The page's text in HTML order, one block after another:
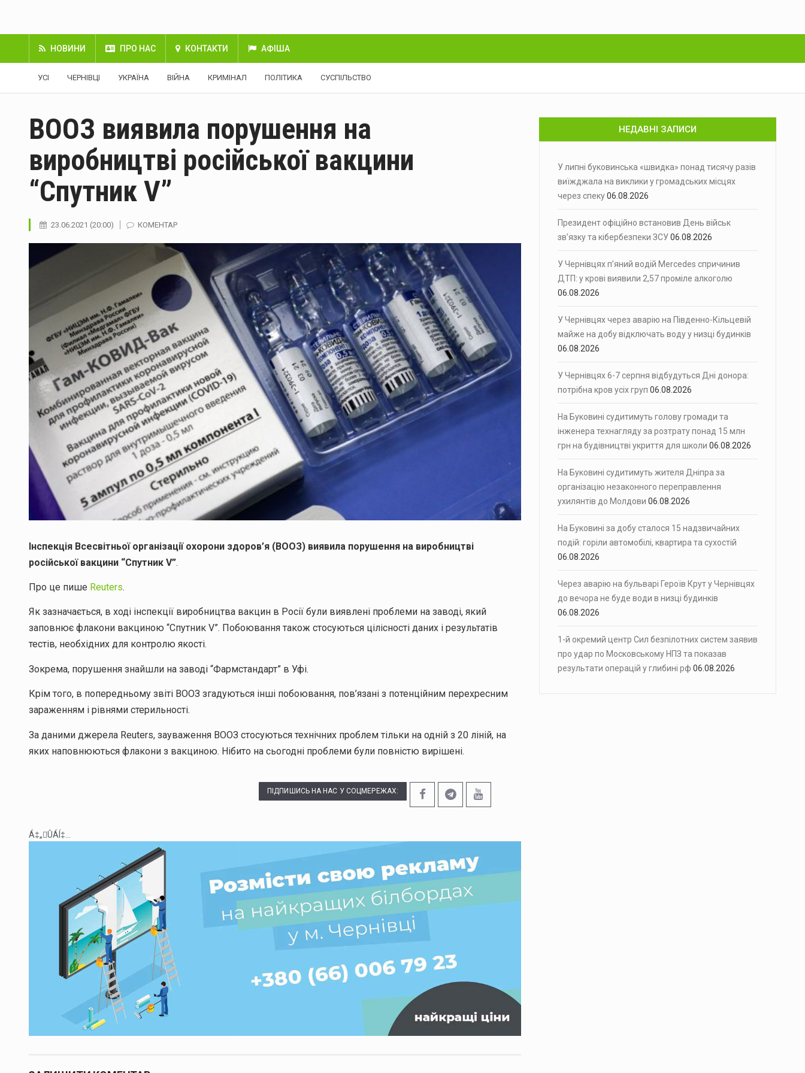
НОВИНИ ПРО НАС КОНТАКТИ АФІША
УСІ ЧЕРНІВЦІ УКРАЇНА ВІЙНА КРИМІНАЛ ПОЛІТИКА СУСПІЛЬСТВО
ВООЗ виявила порушення на
виробництві російської вакцини
“Спутник V”
23.06.2021 (20:00) КОМЕНТАР
Інспекція Всесвітньої організації охорони здоров’я (ВООЗ) виявила порушення на виробництві
російської вакцини “Спутник V”.
Про це пише Reuters.
Як зазначається, в ході інспекції виробництва вакцин в Росії були виявлені проблеми на заводі, який
заповнює флакони вакциною “Спутник V”. Побоювання також стосуються цілісності даних і результатів
тестів, необхідних для контролю якості.
Зокрема, порушення знайшли на заводі “Фармстандарт” в Уфі.
Крім того, в попередньому звіті ВООЗ згадуються інші побоювання, пов’язані з потенційним перехресним
зараженням і рівнями стерильності.
За даними джерела Reuters, зауваження ВООЗ стосуються технічних проблем тільки на одній з 20 ліній, на
яких наповнюються флакони з вакциною. Нібито на сьогодні проблеми були повністю вирішені.
ПІДПИШИСЬ НА НАС У СОЦМЕРЕЖАХ:
Á‡„ÛÁÍ‡...
НЕДАВНІ ЗАПИСИ
У липні буковинська «швидка» понад тисячу разів
виїжджала на виклики у громадських місцях
через спеку06.08.2026
Президент офіційно встановив День військ
зв’язку та кібербезпеки ЗСУ06.08.2026
У Чернівцях п’яний водій Mercedes спричинив
ДТП: у крові виявили 2,57 проміле алкоголю
06.08.2026
У Чернівцях через аварію на Південно-Кільцевій
майже на добу відключать воду у низці будинків
06.08.2026
У Чернівцях 6-7 серпня відбудуться Дні донора:
потрібна кров усіх груп 06.08.2026
На Буковині судитимуть голову громади та
інженера технагляду за розтрату понад 15 млн
грн на будівництві укриття для школи 06.08.2026
На Буковині судитимуть жителя Дніпра за
організацію незаконного переправлення
ухилянтів до Молдови 06.08.2026
На Буковині за добу сталося 15 надзвичайних
подій: горіли автомобілі, квартира та сухостій
06.08.2026
Через аварію на бульварі Героїв Крут у Чернівцях
до вечора не буде води в низці будинків
06.08.2026
1-й окремий центр Сил безпілотних систем заявив
про удар по Московському НПЗ та показав
результати операцій у глибині рф 06.08.2026